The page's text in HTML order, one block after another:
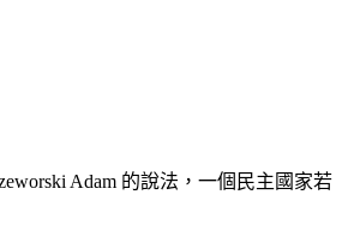
Adam 的說法，一個民主國家若